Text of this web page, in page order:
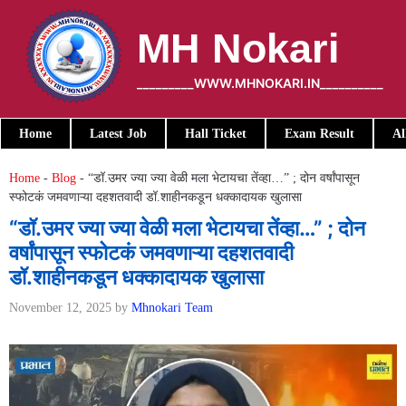
content
MH Nokari
_________WWW.MHNOKARI.IN__________
Home Latest Job Hall Ticket Exam Result
Home - Blog - “डॉ.उमर ज्या ज्या वेळी मला भेटायचा तेंव्हा…” ; दोन वर्षांपासून
स्फोटकं जमवणाऱ्या दहशतवादी डॉ.शाहीनकडून धक्कादायक खुलासा
“डॉ.उमर ज्या ज्या वेळी मला भेटायचा तेंव्हा…” ; दोन
वर्षांपासून स्फोटकं जमवणाऱ्या दहशतवादी
डॉ.शाहीनकडून धक्कादायक खुलासा
November 12, 2025 by Mhnokari Team